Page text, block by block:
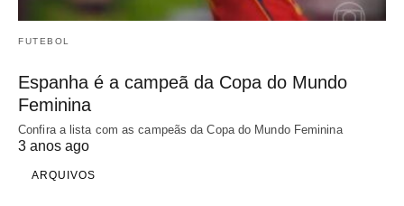
FUTEBOL
Espanha é a campeã da Copa do Mundo
Feminina
Confira a lista com as campeãs da Copa do Mundo Feminina
3 anos ago
ARQUIVOS